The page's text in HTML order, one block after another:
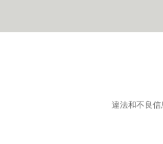
違法和不良信